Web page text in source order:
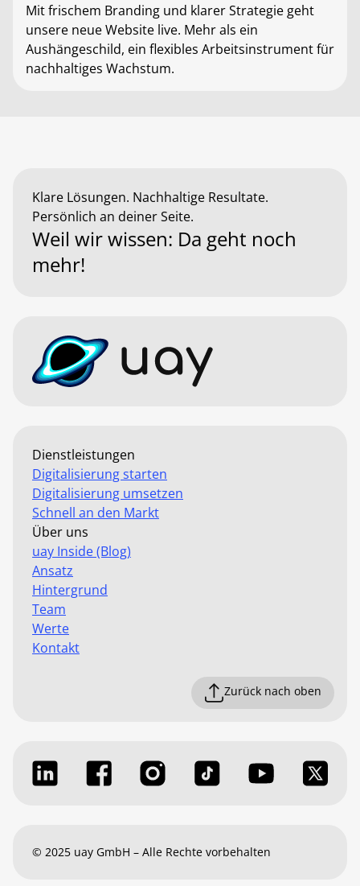
Mit frischem Branding und klarer Strategie geht
unsere neue Website live. Mehr als ein
Aushängeschild, ein flexibles Arbeitsinstrument für
nachhaltiges Wachstum.
Klare Lösungen. Nachhaltige Resultate.
Persönlich an deiner Seite.
Weil wir wissen: Da geht noch
mehr!
Dienstleistungen
Digitalisierung starten
Digitalisierung umsetzen
Schnell an den Markt
Über uns
uay Inside (Blog)
Ansatz
Hintergrund
Team
Werte
Kontakt
Zurück nach oben
© 2025 uay GmbH – Alle Rechte vorbehalten